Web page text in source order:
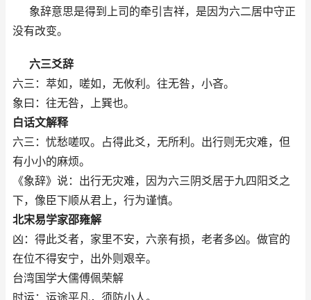
象辞意思是得到上司的牵引吉祥，是因为六二居中守正
没有改变。
六三爻辞
六三：萃如，嗟如，无攸利。往无咎，小吝。
象曰：往无咎，上巽也。
白话文解释
六三：忧愁嗟叹。占得此爻，无所利。出行则无灾难，但
有小小的麻烦。
《象辞》说：出行无灾难，因为六三阴爻居于九四阳爻之
下，像臣下顺从君上，行为谨慎。
北宋易学家邵雍解
凶：得此爻者，家里不安，六亲有损，老者多凶。做官的
在位不得安宁，出外则艰辛。
台湾国学大儒傅佩荣解
时运：运途平凡，须防小人。